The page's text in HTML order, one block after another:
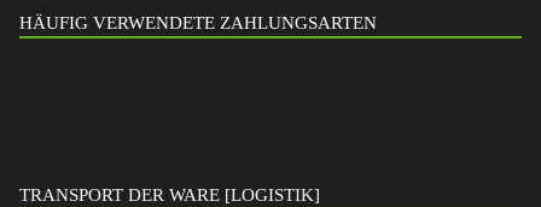
HÄUFIG VERWENDETE ZAHLUNGSARTEN
TRANSPORT DER WARE [LOGISTIK]